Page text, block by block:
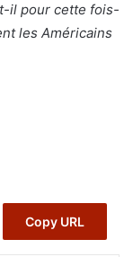
il pour cette fois-
les Américains
Copy URL